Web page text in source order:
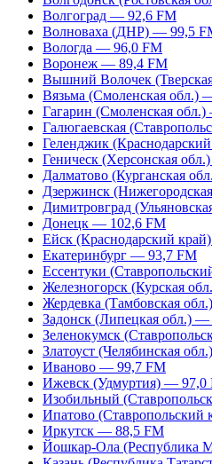
Волгоград — 92,6 FM
Волноваха (ДНР) — 99,5
Вологда — 96,0 FM
Воронеж — 89,4 FM
Вышний Волочек
Вязьма (Смоленская обл.)
Гагарин (Смоленская
Галюгаевская
Геленджик
Геническ (Херсонская
Далматово (Курганская
Дзержинск
Димитровград
Донецк — 102,6 FM
Ейск (Краснодарский
Екатеринбург — 93,7 FM
Ессентуки
Железногорск (Курская
Жердевка (Тамбовская
Задонск (Липецкая обл.)
Зеленокумск
Златоуст (Челябинская
Иваново — 99,7 FM
Ижевск (Удмуртия) — 97,0
Изобильный
Ипатово
Иркутск — 88,5 FM
Йошкар-Ола (Республика